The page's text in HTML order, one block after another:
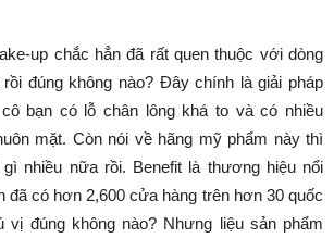
up chắc hẳn đã rất quen thuộc với dòng
đúng không nào? Đây chính là giải pháp
bạn có lỗ chân lông khá to và có nhiều
mặt. Còn nói về hãng mỹ phẩm này thì
nhiều nữa rồi. Benefit là thương hiệu nổi
đã có hơn 2,600 cửa hàng trên hơn 30 quốc
vị đúng không nào? Nhưng liệu sản phẩm